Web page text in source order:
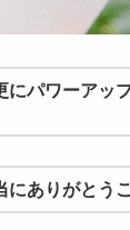
にパワーアッ
にありがとう